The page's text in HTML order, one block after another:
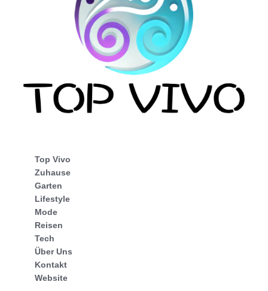
Top Vivo
Zuhause
Garten
Lifestyle
Mode
Reisen
Tech
Über Uns
Kontakt
Website